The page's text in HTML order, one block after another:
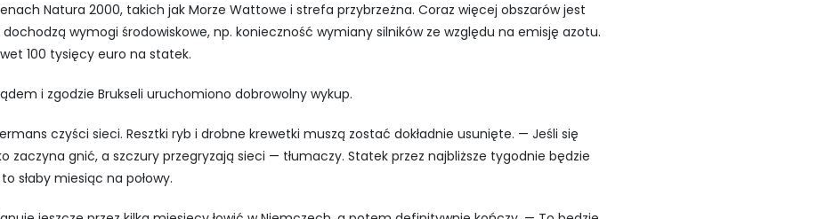
Natura 2000, takich jak Morze Wattowe i strefa przybrzeżna. Coraz więcej obszarów jest
wymogi środowiskowe, np. konieczność wymiany silników ze względu na emisję azotu.
100 tysięcy euro na statek.
i zgodzie Brukseli uruchomiono dobrowolny wykup.
czyści sieci. Resztki ryb i drobne krewetki muszą zostać dokładnie usunięte. — Jeśli się
zaczyna gnić, a szczury przegryzają sieci — tłumaczy. Statek przez najbliższe tygodnie będzie
słaby miesiąc na połowy.